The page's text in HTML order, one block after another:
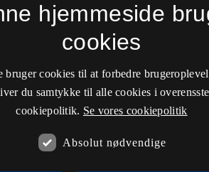
hjemmeside
cookies
bruger cookies til at forbedre
du samtykke til alle cookies i
cookiepolitik. Se vores cookiepolitik
Absolut nødvendige